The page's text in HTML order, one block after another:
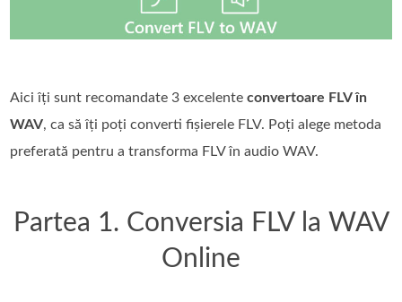
Aici îți sunt recomandate 3 excelenteconvertoare FLV în
WAV, ca să îți poți converti fișierele FLV. Poți alege metoda
preferată pentru a transforma FLV în audio WAV.
Partea 1. Conversia FLV la WAV
Online